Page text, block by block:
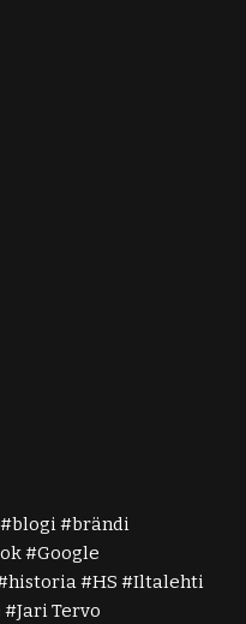
blogi
brändi
Google
historia HS
Iltalehti
Jari Tervo